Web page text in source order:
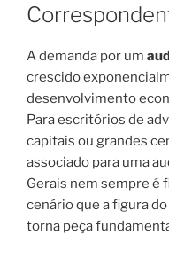
A demanda por um
crescido
desenvolvimento
Para escritórios de
capitais ou grandes
associado para uma
Gerais nem sempre é
cenário que a figura
torna peça